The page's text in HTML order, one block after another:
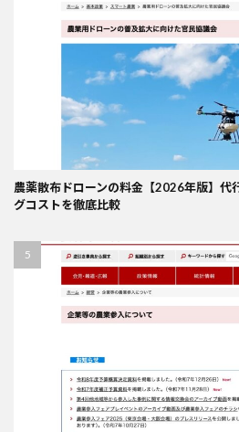
農薬散布ドローンの料金【2026年版】代
グコストを徹底比較